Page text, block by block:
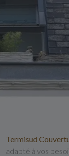
Termisud
adapté à vos